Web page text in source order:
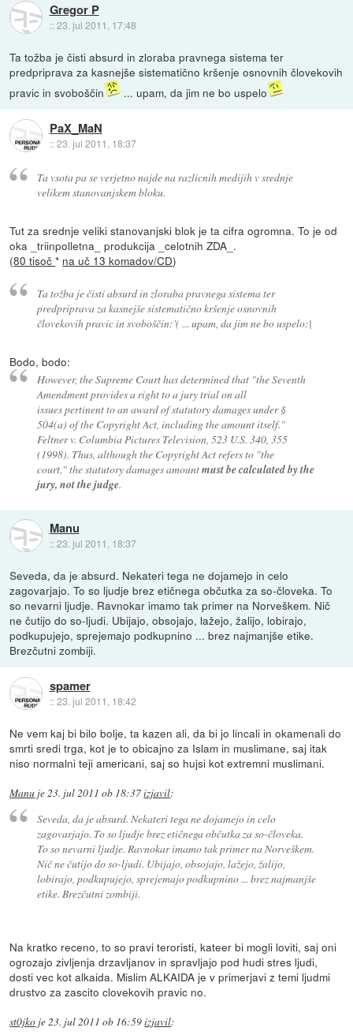
Gregor P
::23. jul 2011, 17:48
Ta tožba je čisti absurd in zloraba pravnega sistema ter
predpriprava za kasnejše sistematično kršenje osnovnih človekovih
pravic in svoboščin
... upam, da jim ne bo uspelo
PaX_MaN
::23. jul 2011, 18:37
Ta vsota pa se verjetno najde na razlicnih medijih v srednje
velikem stanovanjskem bloku.
Tut za srednje veliki stanovanjski blok je ta cifra ogromna. To je od
oka _triinpolletna_ produkcija _celotnih ZDA_.
(80 tisoč* na uč 13 komadov/CD)
Ta tožba je čisti absurd in zloraba pravnega sistema ter
predpriprava za kasnejše sistematično kršenje osnovnih
človekovih pravic in svoboščin:'( ... upam, da jim ne bo uspelo:|
Bodo, bodo:
However, the Supreme Court has determined that "the Seventh
Amendment provides a right to a jury trial on all
issues pertinent to an award of statutory damages under §
504(a) of the Copyright Act, including the amount itself."
Feltner v. Columbia Pictures Television, 523 U.S. 340, 355
(1998). Thus, although the Copyright Act refers to "the
court," the statutory damages amountmust be calculated by the
jury, not the judge.
Manu
::23. jul 2011, 18:37
Seveda, da je absurd. Nekateri tega ne dojamejo in celo
zagovarjajo. To so ljudje brez etičnega občutka za so-človeka. To
so nevarni ljudje. Ravnokar imamo tak primer na Norveškem. Nič
ne čutijo do so-ljudi. Ubijajo, obsojajo, lažejo, žalijo, lobirajo,
podkupujejo, sprejemajo podkupnino ... brez najmanjše etike.
Brezčutni zombiji.
spamer
::23. jul 2011, 18:42
Ne vem kaj bi bilo bolje, ta kazen ali, da bi jo lincali in okamenali do
smrti sredi trga, kot je to obicajno za Islam in muslimane, saj itak
niso normalni teji americani, saj so hujsi kot extremni muslimani.
Manu je23. jul 2011 ob 18:37izjavil:
Seveda, da je absurd. Nekateri tega ne dojamejo in celo
zagovarjajo. To so ljudje brez etičnega občutka za so-človeka.
To so nevarni ljudje. Ravnokar imamo tak primer na Norveškem.
Nič ne čutijo do so-ljudi. Ubijajo, obsojajo, lažejo, žalijo,
lobirajo, podkupujejo, sprejemajo podkupnino ... brez najmanjše
etike. Brezčutni zombiji.
Na kratko receno, to so pravi teroristi, kateer bi mogli loviti, saj oni
ogrozajo zivljenja drzavljanov in spravljajo pod hudi stres ljudi,
dosti vec kot alkaida. Mislim ALKAIDA je v primerjavi z temi ljudmi
drustvo za zascito clovekovih pravic no.
st0jko je23. jul 2011 ob 16:59izjavil: